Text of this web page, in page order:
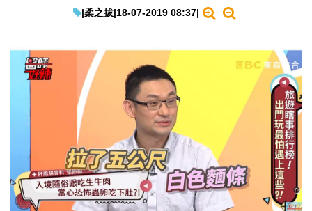
EduTech
IT Times
生成式AI與雲端應用
Enterprise Digital Transformation
特集
|柔之拔|18-07-2019 08:37|